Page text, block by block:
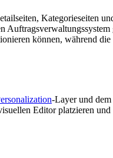
Kategorieseiten
können, während
-Layer und dem
Editor platzieren